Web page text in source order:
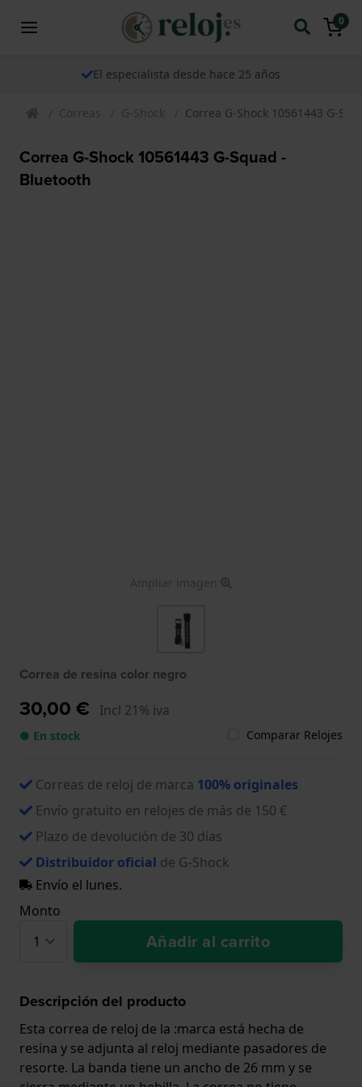
0
El especialista desde hace 25 años
Correas G-Shock Correa G-Shock 10561443 G-
Correa G-Shock 10561443 G-Squad -
Bluetooth
Ampliar imagen
Correa de resina color negro
30,00 € Incl 21% iva
● En stock Comparar Relojes
Correas de reloj de marca 100% originales
Envío gratuito en relojes de más de 150 €
Plazo de devolución de 30 días
Distribuidor oficial de G-Shock
Envío el lunes.
Monto
Añadir al carrito
Descripción del producto
Esta correa de reloj de la :marca está hecha de
resina y se adjunta al reloj mediante pasadores de
resorte. La banda tiene un ancho de 26 mm y se